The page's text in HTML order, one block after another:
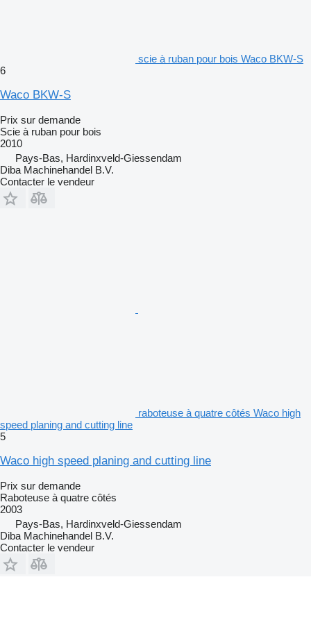
scie à ruban pour bois Waco BKW-S
6
Waco BKW-S
Prix sur demande
Scie à ruban pour bois
2010
Pays-Bas, Hardinxveld-Giessendam
Diba Machinehandel B.V.
Contacter le vendeur
raboteuse à quatre côtés Waco high
speed planing and cutting line
5
Waco high speed planing and cutting line
Prix sur demande
Raboteuse à quatre côtés
2003
Pays-Bas, Hardinxveld-Giessendam
Diba Machinehandel B.V.
Contacter le vendeur